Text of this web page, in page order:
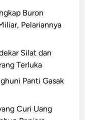
Buron
Pelariannya
Silat dan
Terluka
Panti Gasak
Curi Uang